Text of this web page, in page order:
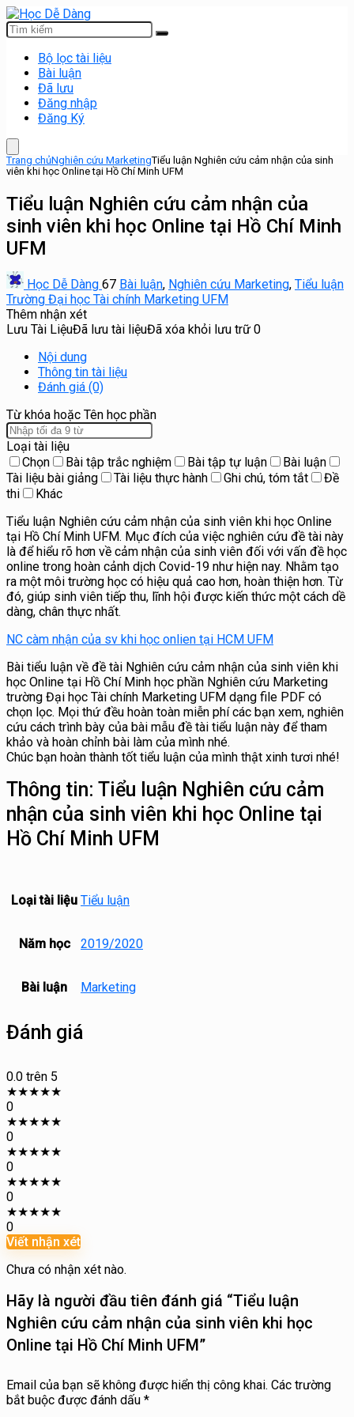
Bộ lọc tài liệu
Bài luận
Đã lưu
Đăng nhập
Đăng Ký
Trang chủNghiên cứu MarketingTiểu luận Nghiên cứu cảm nhận của sinh
viên khi học Online tại Hồ Chí Minh UFM
Tiểu luận Nghiên cứu cảm nhận của
sinh viên khi học Online tại Hồ Chí Minh
UFM
Học Dễ Dàng 67 Bài luận, Nghiên cứu Marketing, Tiểu luận
Trường Đại học Tài chính Marketing UFM
Thêm nhận xét
Lưu Tài LiệuĐã lưu tài liệuĐã xóa khỏi lưu trữ 0
Nội dung
Thông tin tài liệu
Đánh giá (0)
Từ khóa hoặc Tên học phần
Loại tài liệu
Chọn
Bài tập trắc nghiệm Bài tập tự luận
Bài luận
Tài liệu bài giảng
Tài liệu thực hành Ghi chú, tóm tắt
Đề
thi
Khác
Tiểu luận Nghiên cứu cảm nhận của sinh viên khi học Online
tại Hồ Chí Minh UFM. Mục đích của việc nghiên cứu đề tài này
là để hiểu rõ hơn về cảm nhận của sinh viên đối với vấn đề học
online trong hoàn cảnh dịch Covid-19 như hiện nay. Nhằm tạo
ra một môi trường học có hiệu quả cao hơn, hoàn thiện hơn. Từ
đó, giúp sinh viên tiếp thu, lĩnh hội được kiến thức một cách dề
dàng, chân thực nhất.
NC càm nhận của sv khi học onlien tại HCM UFM
Bài tiểu luận về đề tài Nghiên cứu cảm nhận của sinh viên khi
học Online tại Hồ Chí Minh học phần Nghiên cứu Marketing
trường Đại học Tài chính Marketing UFM dạng file PDF có
chọn lọc. Mọi thứ đều hoàn toàn miễn phí các bạn xem, nghiên
cứu cách trình bày của bài mẫu đề tài tiểu luận này để tham
khảo và hoàn chỉnh bài làm của mình nhé.
Chúc bạn hoàn thành tốt tiểu luận của mình thật xinh tươi nhé!
Thông tin: Tiểu luận Nghiên cứu cảm
nhận của sinh viên khi học Online tại
Hồ Chí Minh UFM
Loại tài liệu Tiểu luận
Năm học 2019/2020
Bài luận Marketing
Đánh giá
0.0 trên 5
★★★★★
0
★★★★★
0
★★★★★
0
★★★★★
0
★★★★★
0
Viết nhận xét
Chưa có nhận xét nào.
Hãy là người đầu tiên đánh giá “Tiểu luận
Nghiên cứu cảm nhận của sinh viên khi học
Online tại Hồ Chí Minh UFM”
Email của bạn sẽ không được hiển thị công khai. Các trường
bắt buộc được đánh dấu *